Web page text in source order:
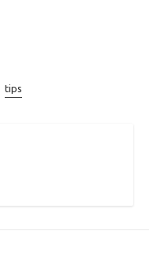
tips